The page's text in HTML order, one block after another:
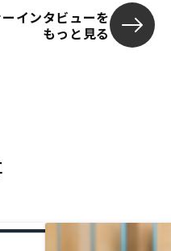
インタビューを
もっと見る